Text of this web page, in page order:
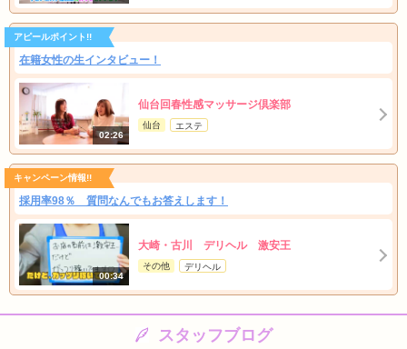
アピールポイント!!
在籍女性の生インタビュー！
02:26
仙台回春性感マッサージ倶楽部
仙台 エステ
キャンペーン情報!!
採用率98％ 質問なんでもお答えします！
00:34
大崎・古川 デリヘル 激安王
その他 デリヘル
スタッフブログ